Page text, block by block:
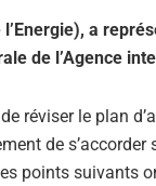
a
de l’Agence
réviser le plan
de
points suivants